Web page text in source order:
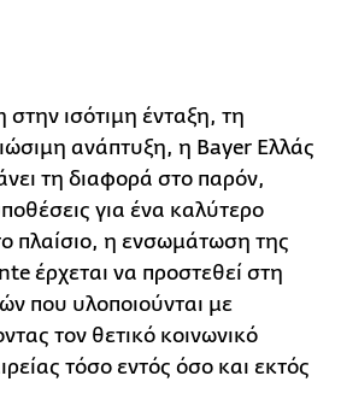
ισότιμη ένταξη, τη
ανάπτυξη, η Bayer Ελλάς
τη διαφορά στο παρόν,
για ένα καλύτερο
πλαίσιο, η ενσωμάτωση της
έρχεται να προστεθεί στη
που υλοποιούνται με
τον θετικό κοινωνικό
τόσο εντός όσο και εκτός